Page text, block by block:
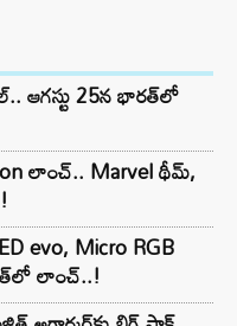
ఆగస్టు 25న భారత్‌లో
లాంచ్.. Marvel థీమ్,
evo, Micro RGB
లాంచ్..!